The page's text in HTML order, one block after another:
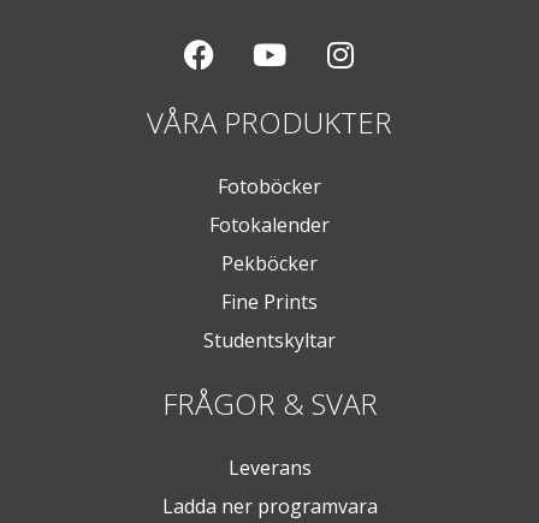
VÅRA PRODUKTER
Fotoböcker
Fotokalender
Pekböcker
Fine Prints
Studentskyltar
FRÅGOR & SVAR
Leverans
Ladda ner programvara